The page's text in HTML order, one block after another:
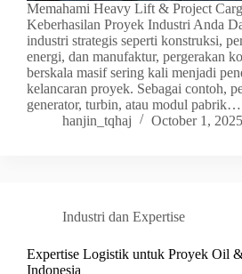
Memahami Heavy Lift & Project
Keberhasilan Proyek Industri Anda
industri strategis seperti konstruksi,
energi, dan manufaktur, pergerakan
berskala masif sering kali menjadi
kelancaran proyek. Sebagai contoh,
generator, turbin, atau modul pabrik…
hanjin_tqhaj
October 1, 2025
Industri dan Expertise
Expertise Logistik untuk Proyek Oil
Indonesia